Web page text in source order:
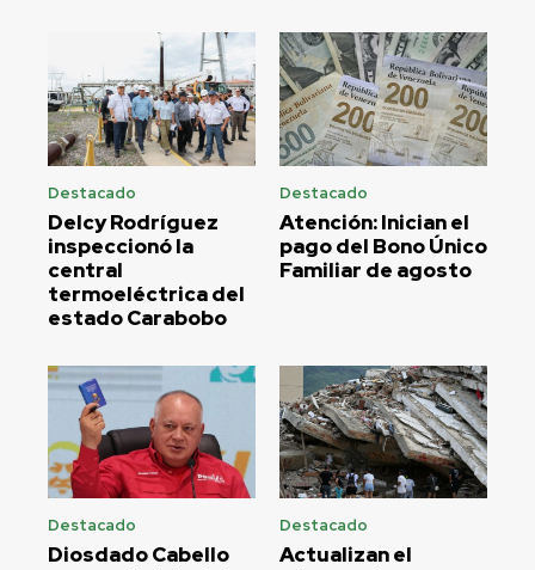
Destacado
Delcy Rodríguez
inspeccionó la
central
termoeléctrica del
estado Carabobo
Destacado
Atención: Inician el
pago del Bono Único
Familiar de agosto
Destacado
Diosdado Cabello
Destacado
Actualizan el